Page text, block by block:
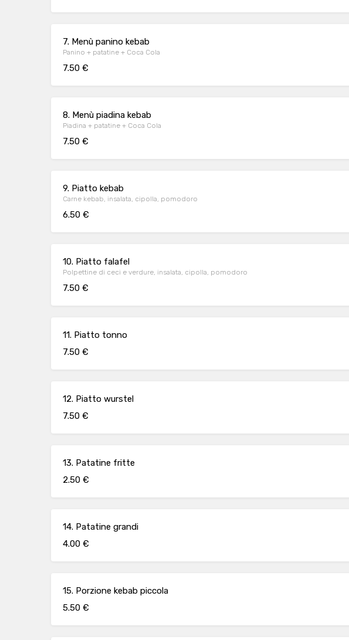
7. Menù panino kebab
Panino + patatine + Coca Cola
7.50 €
8. Menù piadina kebab
Piadina + patatine + Coca Cola
7.50 €
9. Piatto kebab
Carne kebab, insalata, cipolla, pomodoro
6.50 €
10. Piatto falafel
Polpettine di ceci e verdure, insalata, cipolla, pomodoro
7.50 €
11. Piatto tonno
7.50 €
12. Piatto wurstel
7.50 €
13. Patatine fritte
2.50 €
14. Patatine grandi
4.00 €
15. Porzione kebab piccola
5.50 €